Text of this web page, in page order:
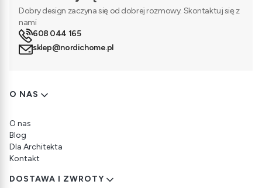
Dobry design zaczyna się od dobrej rozmowy. Skontaktuj się z
nami
608 044 165
sklep@nordichome.pl
Linki w stopce
O NAS
O nas
Blog
Dla Architekta
Kontakt
DOSTAWA I ZWROTY